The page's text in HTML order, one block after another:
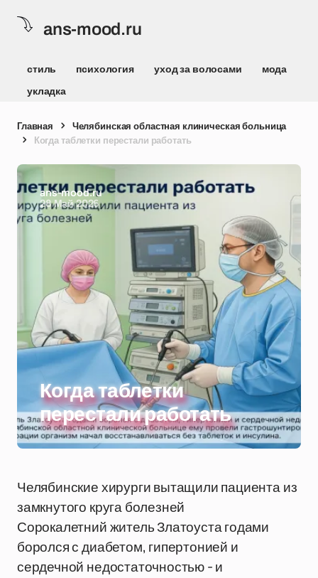
ans-mood.ru
стиль психология уход за волосами
мода
укладка
Главная
Челябинская областная клиническая больница
Когда таблетки перестали работать
ans-mood.ru
28 Май 2026
Когда таблетки
перестали работать
Челябинские хирурги вытащили пациента из
замкнутого круга болезней
Сорокалетний житель Златоуста годами
боролся с диабетом, гипертонией и
сердечной недостаточностью - и